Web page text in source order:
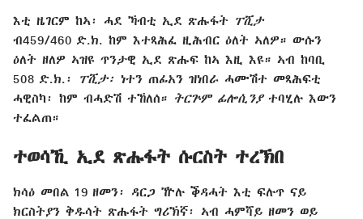
እቲ ዜገርም ከኣ፡ ሓደ ኻብቲ ኢደ ጽሑፋት
ፐሺታ
ብ459/460 ድ.ክ. ከም እተጻሕፈ ዚሕብር ዕለት ኣለዎ። ውሱን
ዕለት ዘለዎ ኣዝዩ ጥንታዊ ኢደ ጽሑፍ ከኣ እዚ እዩ። ኣብ ከባቢ
508 ድ.ክ.፡
ፐሺታ፡ ነተን ጠፊአን ዝነበራ ሓሙሽተ መጻሕፍቲ
ሓዊስካ፡ ከም ብሓድሽ ተኸለሰ።
ትርጕም ፊሎሲንያ ተባሂሉ እውን
ተፈልጠ።
ተወሳኺ ኢደ ጽሑፋት ሱርስት ተረኽበ
ክሳዕ መበል 19 ዘመን፡ ዳርጋ ዅሉ ቕዳሓት እቲ ፍሉጥ ናይ
ክርስትያን ቅዱሳት ጽሑፋት ግሪኽኛ፡ ኣብ ሓምሻይ ዘመን ወይ